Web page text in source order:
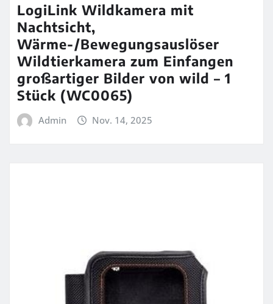
LogiLink Wildkamera mit
Nachtsicht,
Wärme-/Bewegungsauslöser
Wildtierkamera zum Einfangen
großartiger Bilder von wild – 1
Stück (WC0065)
Admin Nov. 14, 2025